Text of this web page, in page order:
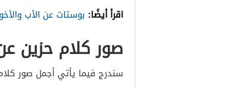
اقرأ أيضًا: بوستات عن الأب
صور كلام حزين
سندرج فيما يأتي أجمل صور